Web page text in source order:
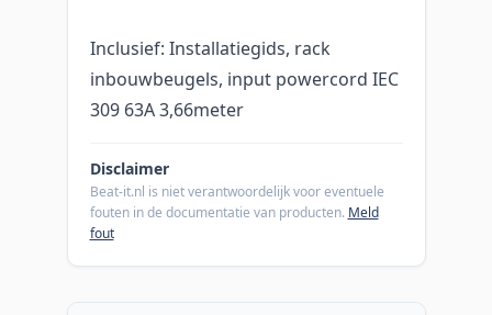
Inclusief: Installatiegids, rack
inbouwbeugels, input powercord IEC
309 63A 3,66meter
Disclaimer
Beat-it.nl is niet verantwoordelijk voor eventuele
fouten in de documentatie van producten. Meld
fout